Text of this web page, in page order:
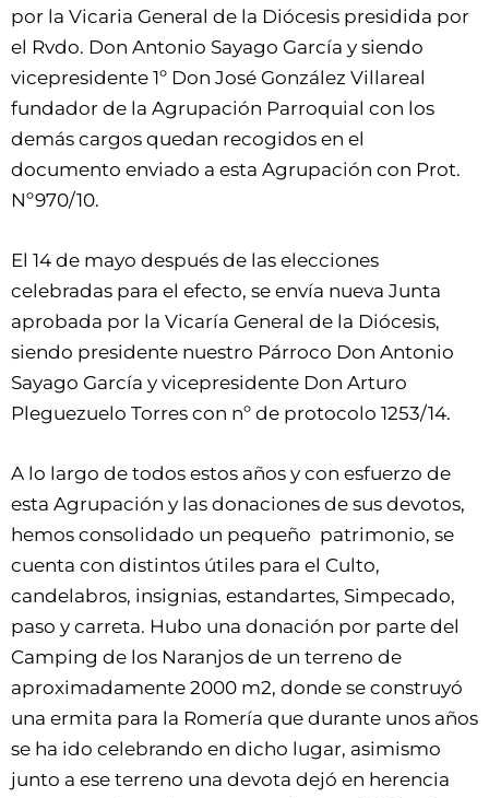
por la Vicaria General de la Diócesis presidida por
el Rvdo. Don Antonio Sayago García y siendo
vicepresidente 1º Don José González Villareal
fundador de la Agrupación Parroquial con los
demás cargos quedan recogidos en el
documento enviado a esta Agrupación con Prot.
Nº970/10.
El 14 de mayo después de las elecciones
celebradas para el efecto, se envía nueva Junta
aprobada por la Vicaría General de la Diócesis,
siendo presidente nuestro Párroco Don Antonio
Sayago García y vicepresidente Don Arturo
Pleguezuelo Torres con nº de protocolo 1253/14.
A lo largo de todos estos años y con esfuerzo de
esta Agrupación y las donaciones de sus devotos,
hemos consolidado un pequeño patrimonio, se
cuenta con distintos útiles para el Culto,
candelabros, insignias, estandartes, Simpecado,
paso y carreta. Hubo una donación por parte del
Camping de los Naranjos de un terreno de
aproximadamente 2000 m2, donde se construyó
una ermita para la Romería que durante unos años
se ha ido celebrando en dicho lugar, asimismo
junto a ese terreno una devota dejó en herencia